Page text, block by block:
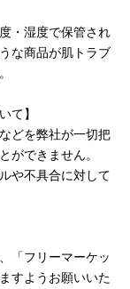
・湿度で保管され
な商品が肌トラブ
て】
どを弊社が一切把
ができません。
や不具合に対して
「フリーマーケッ
すようお願いいた